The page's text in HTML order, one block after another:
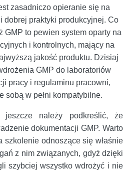
zasadniczo opieranie się na
dobrej praktyki produkcyjnej. Co
GMP to pewien system oparty na
i kontrolnych, mający na
jakość produktu. Dzisiaj
GMP do laboratoriów
pracy i regulaminu pracowni,
sobą w pełni kompatybilne.
należy podkreślić, że
dokumentacji GMP. Warto
szkolenie odnoszące się właśnie
z nim związanych, gdyż dzięki
szybciej wszystko wdrożyć i nie